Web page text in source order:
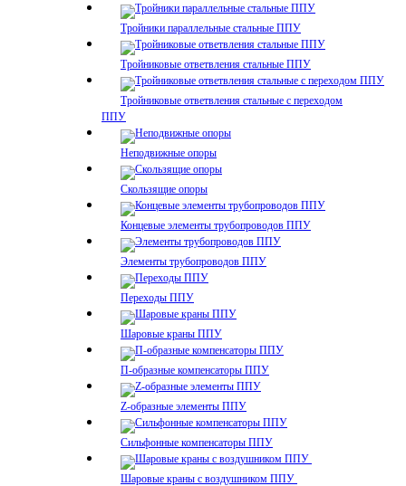
Тройники параллельные стальные ППУ
Тройниковые ответвления стальные ППУ
Тройниковые ответвления стальные с переходом
ППУ
Неподвижные опоры
Скользящие опоры
Концевые элементы трубопроводов ППУ
Элементы трубопроводов ППУ
Переходы ППУ
Шаровые краны ППУ
П-образные компенсаторы ППУ
Z-образные элементы ППУ
Сильфонные компенсаторы ППУ
Шаровые краны с воздушником ППУ